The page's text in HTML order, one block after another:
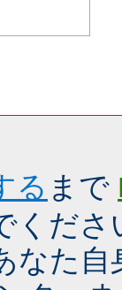
る まで
くださ
なた